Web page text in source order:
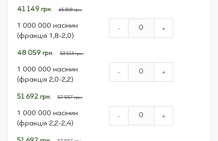
Спеціальна
41 149 грн. 45 818 грн.
1 000 000 насінин
(фракція 1,8-2,0)
Спеціальна
48 059 грн. 53 513 грн.
- +
1 000 000 насінин
(фракція 2,0-2,2)
Спеціальна
51 692 грн. 57 557 грн.
- +
1 000 000 насінин
(фракція 2,2-2,4)
- +